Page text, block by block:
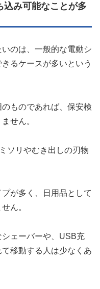
込み可能なことが多
のは、一般的な電動シ
るケースが多いという
ものであれば、保安検
せん。
ソリやむき出しの刃物
が多く、日用品として
ん。
ェーバーや、USB充
移動する人は少なくあ